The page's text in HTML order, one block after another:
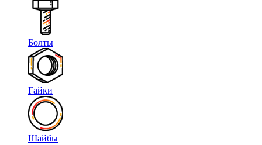
Болты
Гайки
Шайбы